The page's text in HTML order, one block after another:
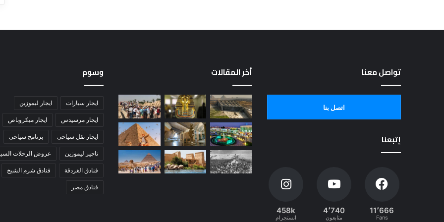
تواصل معنا
اتصل بنا
إتبعنا
11٬666
Fans
4٬740
متابعون
458k
انستجرام
أخر المقالات وسوم
ايجار سيارات ايجار ليموزين
ايجار مرسيدس ايجار ميكروباص
ايجار نقل سياحي برنامج سياحي
تاجير ليموزين عروض الرحلات
فنادق الغردقة فنادق شرم الشيخ
فنادق مصر